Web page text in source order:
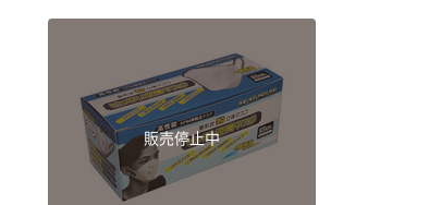
販売停止中